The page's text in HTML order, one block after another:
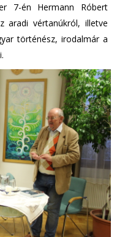
7-én Hermann Róbert
aradi vértanúkról, illetve
történész, irodalmár a